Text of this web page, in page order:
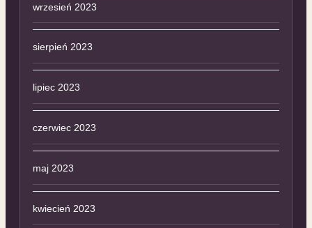
wrzesień 2023
sierpień 2023
lipiec 2023
czerwiec 2023
maj 2023
kwiecień 2023